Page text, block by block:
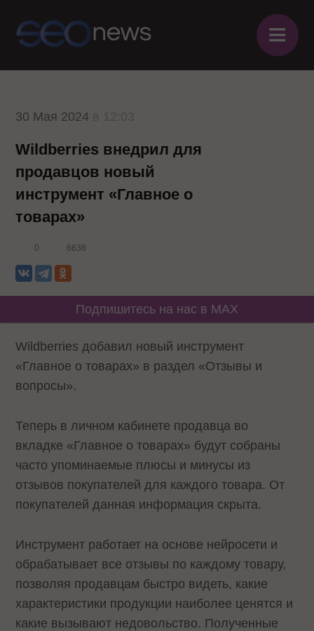
≡
30 Мая 2024
Wildberries внедрил для
продавцов новый
инструмент «Главное о
товарах»
0 6638
Подпишитесь на нас в MAX
Wildberries добавил новый инструмент
«Главное о товарах» в раздел «Отзывы и
вопросы».
Теперь в личном кабинете продавца во
вкладке «Главное о товарах» будут собраны
часто упоминаемые плюсы и минусы из
отзывов покупателей для каждого товара. От
покупателей данная информация скрыта.
Инструмент работает на основе нейросети и
обрабатывает все отзывы по каждому товару,
позволяя продавцам быстро видеть, какие
характеристики продукции наиболее ценятся и
какие вызывают недовольство. Полученные